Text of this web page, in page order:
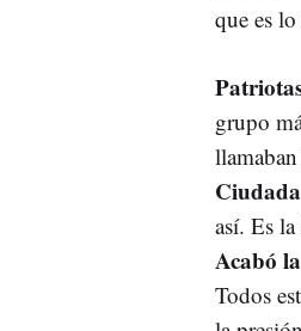
que es
grupo
llamaban
así. Es
Acabó
Todos